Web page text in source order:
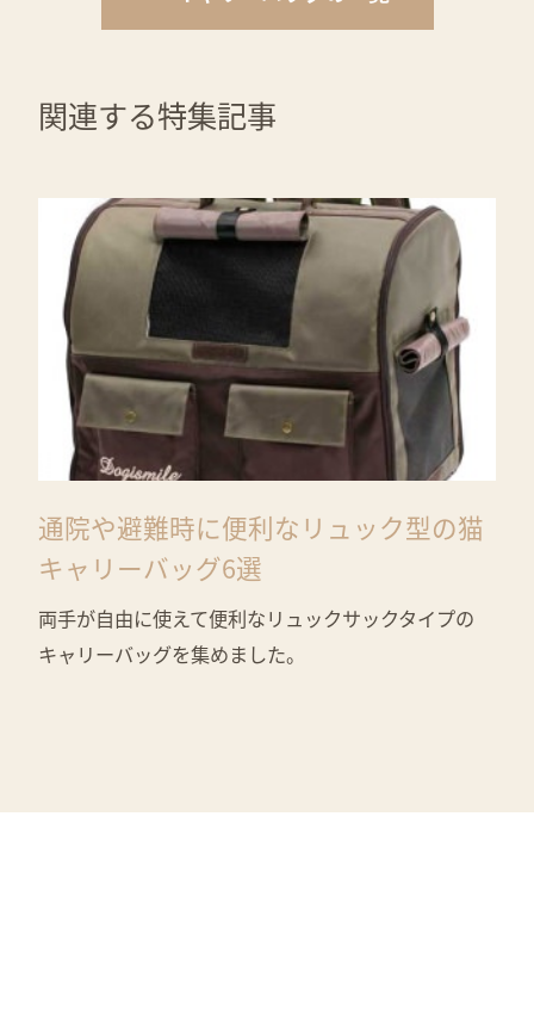
関連する特集記事
通院や避難時に便利なリュック型の猫
キャリーバッグ6選
両手が自由に使えて便利なリュックサックタイプの
キャリーバッグを集めました。